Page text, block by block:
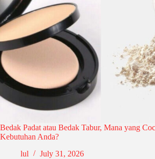
Bedak Padat atau Bedak Tabur, Mana yang
Kebutuhan Anda?
lul
July 31, 2026